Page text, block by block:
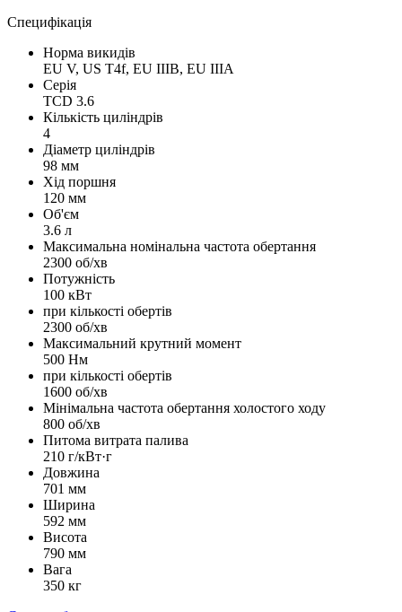
Специфікація
Норма викидів
EU V, US T4f, EU IIIB, EU IIIA
Серія
TCD 3.6
Кількість циліндрів
4
Діаметр циліндрів
98 мм
Хід поршня
120 мм
Об'єм
3.6 л
Максимальна номінальна частота обертання
2300 об/хв
Потужність
100 кВт
при кількості обертів
2300 об/хв
Максимальний крутний момент
500 Нм
при кількості обертів
1600 об/хв
Мінімальна частота обертання холостого ходу
800 об/хв
Питома витрата палива
210 г/кВт·г
Довжина
701 мм
Ширина
592 мм
Висота
790 мм
Вага
350 кг